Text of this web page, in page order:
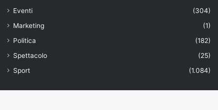
Eventi
(304)
Marketing
(1)
Politica
(182)
Spettacolo
(25)
Sport
(1.084)